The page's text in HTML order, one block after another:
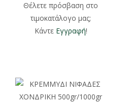
Θέλετε πρόσβαση στο
τιμοκατάλογο μας;
Κάντε Εγγραφή!